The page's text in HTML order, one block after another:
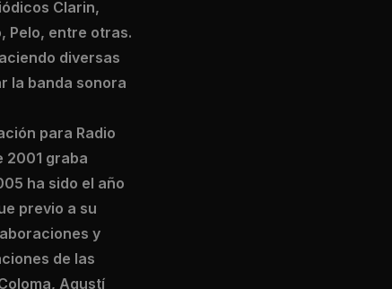
Clarin,
Pelo, entre otras.
diversas
la banda sonora
para Radio
2001 graba
ha sido el año
previo a su
y
de las
Agustí